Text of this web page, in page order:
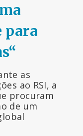
para
“
as
ao RSI, a
procuram
de um